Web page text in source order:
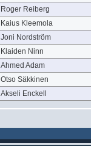
Roger Reiberg
Kaius Kleemola
Joni Nordström
Klaiden Ninn
Ahmed Adam
Otso Säkkinen
Akseli Enckell